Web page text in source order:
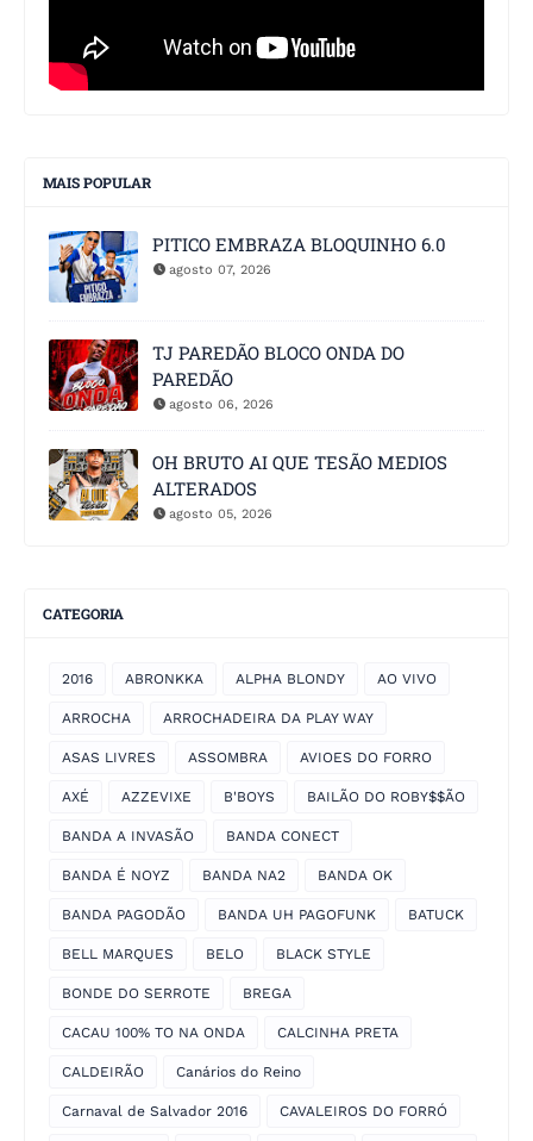
MAIS POPULAR
PITICO EMBRAZA BLOQUINHO 6.0
agosto 07, 2026
TJ PAREDÃO BLOCO ONDA DO
PAREDÃO
agosto 06, 2026
OH BRUTO AI QUE TESÃO MEDIOS
ALTERADOS
agosto 05, 2026
CATEGORIA
2016 ABRONKKA ALPHA BLONDY AO VIVO
ARROCHA ARROCHADEIRA DA PLAY WAY
ASAS LIVRES ASSOMBRA AVIOES DO FORRO
AXÉ AZZEVIXE B'BOYS BAILÃO DO ROBY$$ÃO
BANDA A INVASÃO BANDA CONECT
BANDA É NOYZ BANDA NA2 BANDA OK
BANDA PAGODÃO BANDA UH PAGOFUNK BATUCK
BELL MARQUES BELO BLACK STYLE
BONDE DO SERROTE BREGA
CACAU 100% TO NA ONDA CALCINHA PRETA
CALDEIRÃO Canários do Reino
Carnaval de Salvador 2016 CAVALEIROS DO FORRÓ